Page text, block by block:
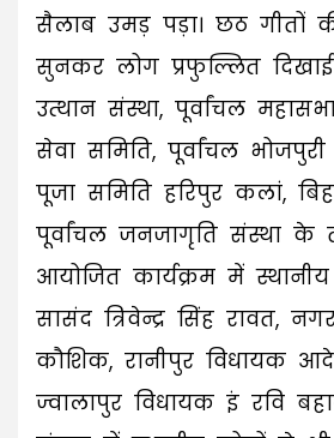
सैलाब उमड़ पड़ा। छठ गीतों
सुनकर लोग प्रफुल्लित दिखाई
उत्थान संस्था, पूर्वांचल
सेवा समिति, पूर्वांचल
पूजा समिति हरिपुर कलां,
पूर्वांचल जनजागृति संस्था के
आयोजित कार्यक्रम में स्थानीय
सासंद त्रिवेन्द्र सिंह रावत,
कौशिक, रानीपुर विधायक
ज्वालापुर विधायक इं रवि